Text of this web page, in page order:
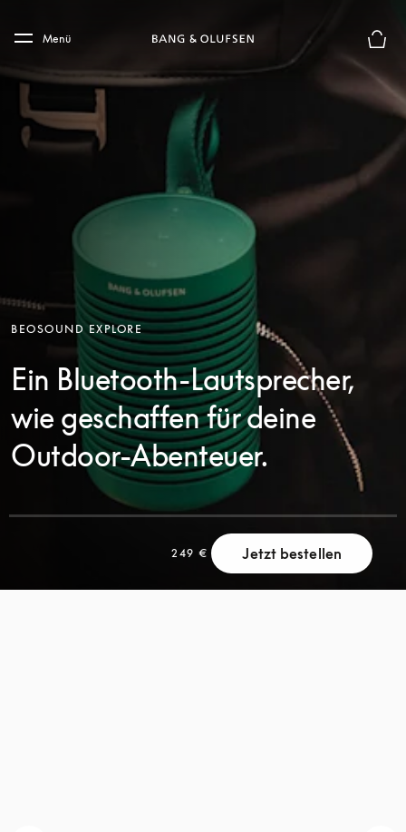
Skip to main footer
Menü
Die
BEOSOUND EXPLORE
Ein Bluetooth-Lautsprecher,
wie geschaffen für deine
Outdoor-Abenteuer.
249 € Jetzt bestellen